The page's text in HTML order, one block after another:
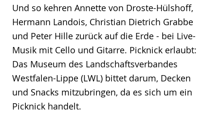
Und so kehren Annette von Droste-Hülshoff,
Hermann Landois, Christian Dietrich Grabbe
und Peter Hille zurück auf die Erde - bei Live-
Musik mit Cello und Gitarre. Picknick erlaubt:
Das Museum des Landschaftsverbandes
Westfalen-Lippe (LWL) bittet darum, Decken
und Snacks mitzubringen, da es sich um ein
Picknick handelt.